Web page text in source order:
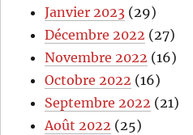
Janvier 2023 (29)
Décembre 2022 (27)
Novembre 2022 (16)
Octobre 2022 (16)
Septembre 2022 (21)
Août 2022 (25)